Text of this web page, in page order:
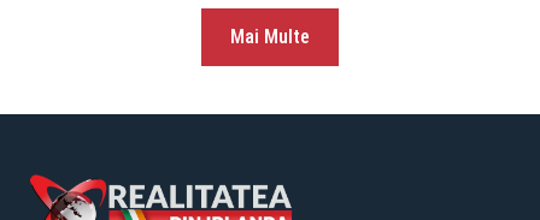
Mai Multe